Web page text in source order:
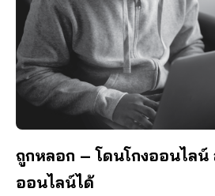
ถูกหลอก – โดนโกงออนไลน์
ออนไลน์ได้